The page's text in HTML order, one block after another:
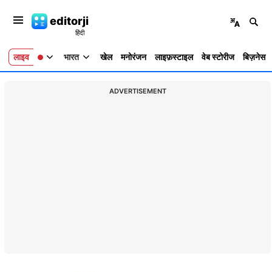
editorji
लाइव भारत खेल मनोरंजन लाइफ़स्टाइल वेब स्टोरीज बिज़नेस
ADVERTISEMENT